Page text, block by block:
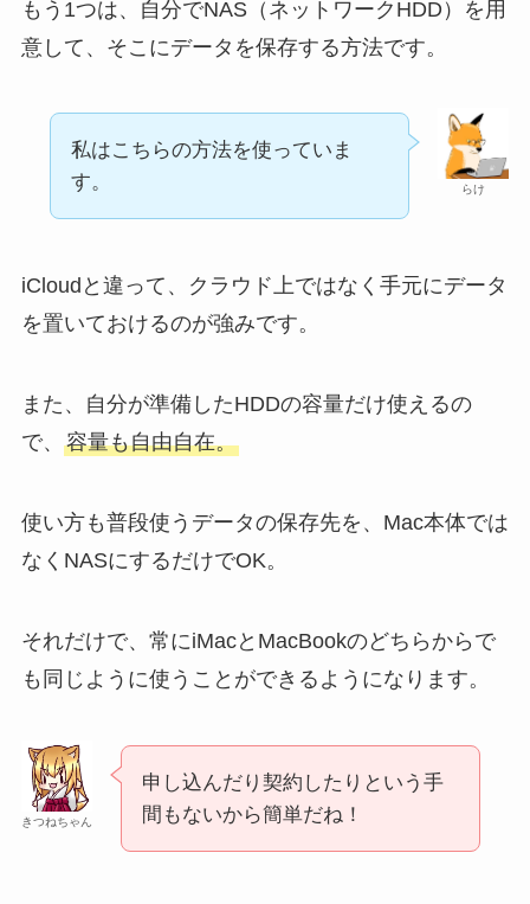
もう1つは、自分でNAS（ネットワークHDD）を用
意して、そこにデータを保存する方法です。
らけ
私はこちらの方法を使っていま
す。
iCloudと違って、クラウド上ではなく手元にデータ
を置いておけるのが強みです。
また、自分が準備したHDDの容量だけ使えるの
で、 容量も自由自在。
使い方も普段使うデータの保存先を、Mac本体では
なくNASにするだけでOK。
それだけで、常にiMacとMacBookのどちらからで
も同じように使うことができるようになります。
きつねちゃん
申し込んだり契約したりという手
間もないから簡単だね！